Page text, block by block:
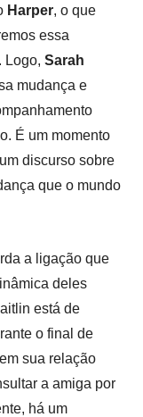
Harper, o que
essa
. Logo, Sarah
mudança e
É um momento
discurso sobre
que o mundo
a ligação que
deles
está de
o final de
sua relação
a amiga por
há um